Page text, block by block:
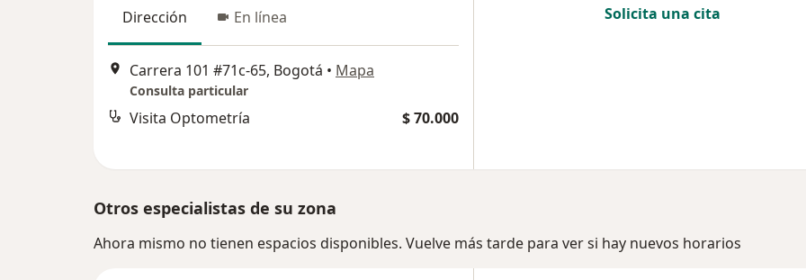
Dirección En línea
Carrera 101 #71c-65, Bogotá • Mapa
Consulta particular
Visita Optometría $ 70.000
Solicita una cita
Otros especialistas de su zona
Ahora mismo no tienen espacios disponibles. Vuelve más tarde para ver si hay nuevos horarios